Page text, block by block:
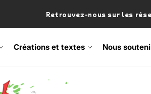
Retrouvez-nous sur les
Créations et textes Nous